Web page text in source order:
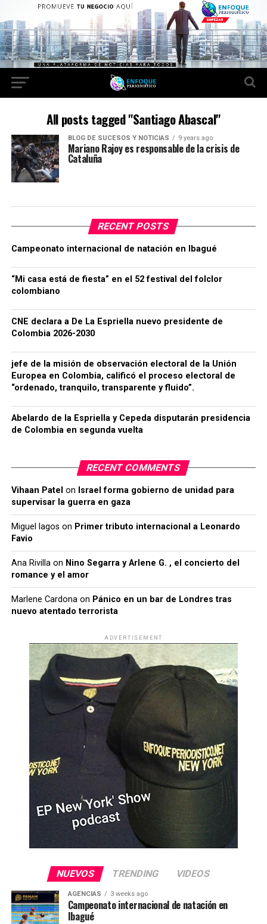
All posts tagged "Santiago Abascal"
BLOG DE SUCESOS Y NOTICIAS 9 years ago
Mariano Rajoy es responsable de la crisis de
Cataluña
RECENT POSTS
Campeonato internacional de natación en Ibagué
“Mi casa está de fiesta” en el 52 festival del folclor
colombiano
CNE declara a De La Espriella nuevo presidente de
Colombia 2026-2030
jefe de la misión de observación electoral de la Unión
Europea en Colombia, calificó el proceso electoral de
“ordenado, tranquilo, transparente y fluido”.
Abelardo de la Espriella y Cepeda disputarán presidencia
de Colombia en segunda vuelta
RECENT COMMENTS
Vihaan Patel on Israel forma gobierno de unidad para
supervisar la guerra en gaza
Miguel lagos on Primer tributo internacional a Leonardo
Favio
Ana Rivillaon Nino Segarra y Arlene G. , el concierto del
romance y el amor
Marlene Cardonaon Pánico en un bar de Londres tras
nuevo atentado terrorista
ADVERTISEMENT
NUEVOS TRENDING VIDEOS
AGENCIAS 3 weeks ago
Campeonato internacional de natación en
Ibagué